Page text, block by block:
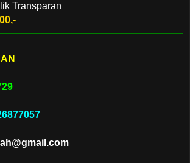
Transparan